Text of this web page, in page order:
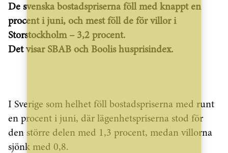
De svenska bostadspriserna föll med knappt en
procent i juni, och mest föll de för villor i
Storstockholm – 3,2 procent.
Det visar SBAB och Boolis husprisindex.
I Sverige som helhet föll bostadspriserna med runt
en procent i juni, där lägenhetspriserna stod för
den större delen med 1,3 procent, medan villorna
sjönk med 0,8.